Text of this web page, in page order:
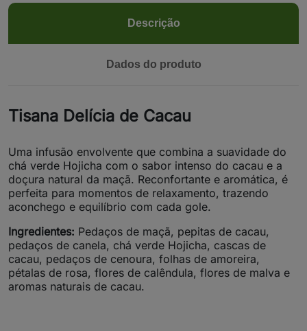
Descrição
Dados do produto
Tisana Delícia de Cacau
Uma infusão envolvente que combina a suavidade do
chá verde Hojicha com o sabor intenso do cacau e a
doçura natural da maçã. Reconfortante e aromática, é
perfeita para momentos de relaxamento, trazendo
aconchego e equilíbrio com cada gole.
Ingredientes: Pedaços de maçã, pepitas de cacau,
pedaços de canela, chá verde Hojicha, cascas de
cacau, pedaços de cenoura, folhas de amoreira,
pétalas de rosa, flores de calêndula, flores de malva e
aromas naturais de cacau.